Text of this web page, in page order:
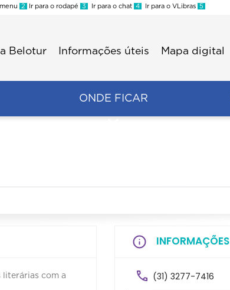
2 Ir para o rodapé 3 Ir para o chat 4 Ir para o VLibras 5
Belotur Informações úteis Mapa digital
ONDE FICAR
literárias com a
INFORMAÇÕES
(31) 3277-7416